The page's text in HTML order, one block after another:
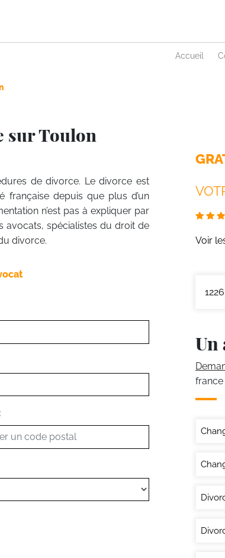
Accueil
sur Toulon
de divorce. Le divorce est
depuis que plus d’un
n’est pas à expliquer par
avocats, spécialistes du droit de
divorce.
Voir
1226
Un
france